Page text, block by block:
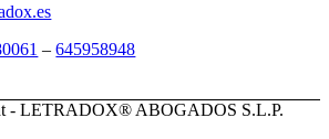
–645958948
- LETRADOX® ABOGADOS S.L.P.